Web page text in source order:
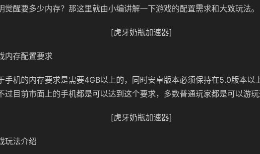
觉醒要多少内存？那这里就由小编讲解一下游戏的配置需求和大致玩法。
[虎牙奶瓶加速器]
内存配置要求
手机的内存要求是需要4GB以上的，同时安卓版本必须保持在5.0版本以
过目前市面上的手机都是可以达到这个要求，多数普通玩家都是可以游玩
[虎牙奶瓶加速器]
玩法介绍